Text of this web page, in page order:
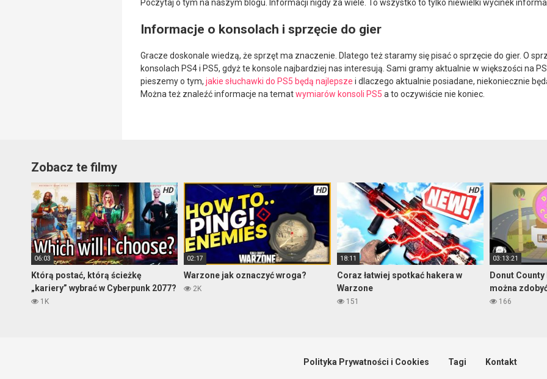
Poczytaj o tym na naszym blogu. Informacji nigdy za wiele. To wszystko to tylko niewielki wycinek
Informacje o konsolach i sprzęcie do gier
Gracze doskonale wiedzą, że sprzęt ma znaczenie. Dlatego też staramy się pisać o sprzęcie do gier. O
konsolach PS4 i PS5, gdyż te konsole najbardziej nas interesują. Sami gramy aktualnie w większości na
pieszemy o tym, jakie słuchawki do PS5 będą najlepsze i dlaczego aktualnie posiadane, niekoniecznie
Można też znaleźć informacje na tematwymiarów konsoli PS5 a to oczywiście nie koniec.
Zobacz te filmy
HD
06:03
Którą postać, którą ścieżkę
„kariery” wybrać w Cyberpunk 2077?
1K
HD
02:17
Warzone jak oznaczyć wroga?
2K
HD
18:11
Coraz łatwiej spotkać hakera w
Warzone
151
03:13:21
Donut
można
166
Polityka Prywatności i Cookies Tagi Kontakt